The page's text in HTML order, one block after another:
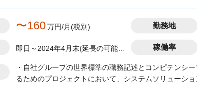
〜160万円/月(税別) 勤務地
即日～2024年4月末(延長の可能性
稼働率
・自社グループの世界標準の職務記述とコンピテンシ
るためのプロジェクトにおいて、システムソリューショ